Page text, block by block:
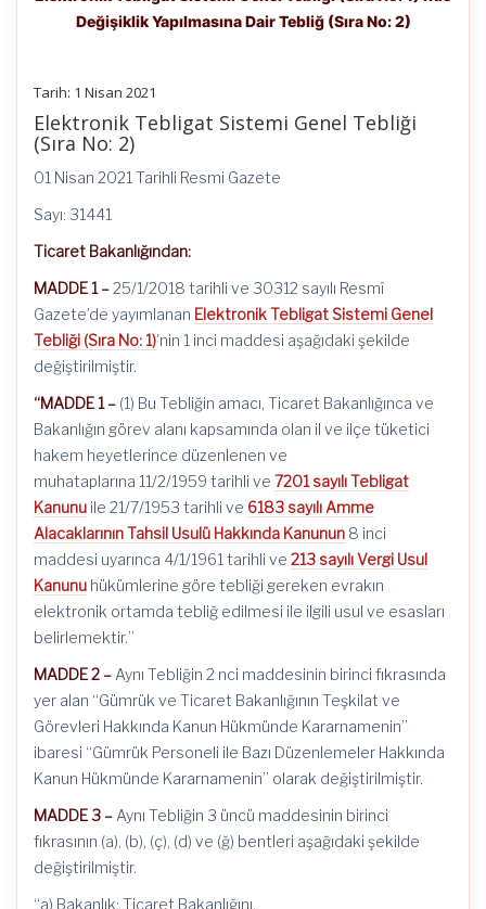
Değişiklik Yapılmasına Dair Tebliğ (Sıra No: 2)
Tarih: 1 Nisan 2021
Elektronik Tebligat Sistemi Genel Tebliği
(Sıra No: 2)
01 Nisan 2021 Tarihli Resmi Gazete
Sayı: 31441
Ticaret Bakanlığından:
MADDE 1 –25/1/2018 tarihli ve 30312 sayılı Resmî
Gazete’de yayımlanan Elektronik Tebligat Sistemi Genel
Tebliği (Sıra No: 1)’nin 1 inci maddesi aşağıdaki şekilde
değiştirilmiştir.
“MADDE 1 – (1) Bu Tebliğin amacı, Ticaret Bakanlığınca ve
Bakanlığın görev alanı kapsamında olan il ve ilçe tüketici
hakem heyetlerince düzenlenen ve
muhataplarına 11/2/1959 tarihli ve 7201 sayılı Tebligat
Kanunu ile 21/7/1953 tarihli ve 6183 sayılı Amme
Alacaklarının Tahsil Usulü Hakkında Kanunun 8 inci
maddesi uyarınca 4/1/1961 tarihli ve 213 sayılı Vergi Usul
Kanunu hükümlerine göre tebliği gereken evrakın
elektronik ortamda tebliğ edilmesi ile ilgili usul ve esasları
belirlemektir.”
MADDE 2 – Aynı Tebliğin 2 nci maddesinin birinci fıkrasında
yer alan “Gümrük ve Ticaret Bakanlığının Teşkilat ve
Görevleri Hakkında Kanun Hükmünde Kararnamenin”
ibaresi “Gümrük Personeli ile Bazı Düzenlemeler Hakkında
Kanun Hükmünde Kararnamenin” olarak değiştirilmiştir.
MADDE 3 – Aynı Tebliğin 3 üncü maddesinin birinci
fıkrasının (a), (b), (ç), (d) ve (ğ) bentleri aşağıdaki şekilde
değiştirilmiştir.
“a) Bakanlık: Ticaret Bakanlığını,